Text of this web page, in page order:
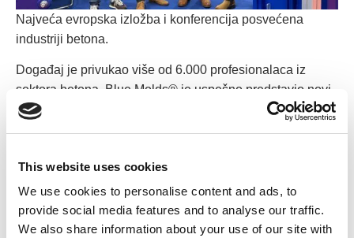
This website uses cookies
We use cookies to personalise content and ads, to
provide social media features and to analyse our traffic.
We also share information about your use of our site with
Najveća evropska izložba i konferencija posvećena
industriji betona.
Događaj je privukao više od 6.000 profesionalaca iz
sektora betona. Blue Molds® je uspešno predstavio novi
.24 asortiman kalupa i pribora za betonske blokove.
predstavljanje našeg asortimana proizvoda i jačanje naše
Od srca se zahvaljujemo svim posetiocima na našem
štandu, uključenim u pronicljive diskusije i istraživane